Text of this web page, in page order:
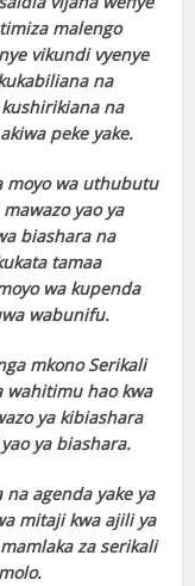
malengo
vikundi vyenye
na
na
peke yake.
moyo wa uthubutu
yao ya
biashara na
tamaa
wa kupenda
wabunifu.
mkono Serikali
wahitimu hao kwa
ya kibiashara
ya biashara.
na agenda yake ya
mitaji kwa ajili ya
za serikali